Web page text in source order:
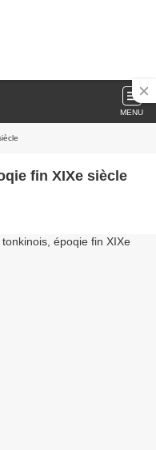
MENU
fin XIXe siècle